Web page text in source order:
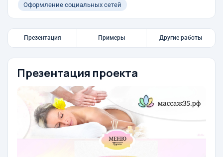
Оформление социальных сетей
Презентация Примеры Другие работы
Презентация проекта